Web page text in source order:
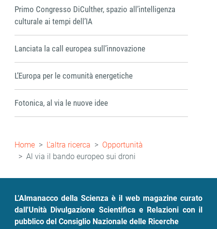
Primo Congresso DiCulther, spazio all’intelligenza
culturale ai tempi dell’IA
Lanciata la call europea sull’innovazione
L’Europa per le comunità energetiche
Fotonica, al via le nuove idee
Briciole
di
pane
Home L'altra ricerca
Opportunità
Al via il bando europeo sui droni
L'Almanacco della Scienza è il web magazine curato
dall'Unità Divulgazione Scientifica e Relazioni con il
pubblico del Consiglio Nazionale delle Ricerche